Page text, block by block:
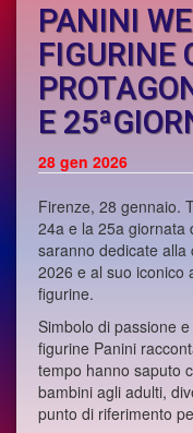
PANINI
FIGURINE
E
28 gen 2026
Firenze, 28 gennaio.
24a e la 25a giornata
saranno dedicate alla
2026 e al suo iconico
figurine.
Simbolo di passione
figurine Panini
tempo hanno saputo
bambini agli adulti,
punto di riferimento